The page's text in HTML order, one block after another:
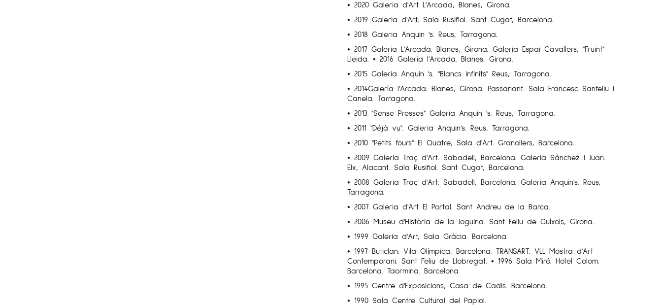
• 2020 Galeria d'Art L'Arcada, Blanes, Girona.
• 2019 Galeria d'Art, Sala Rusiñol. Sant Cugat, Barcelona.
• 2018 Galeria Anquin 's. Reus, Tarragona.
• 2017 Galeria L'Arcada. Blanes, Girona. Galeria Espai Cavallers, "Fruint"
Lleida. • 2016 Galeria l'Arcada. Blanes, Girona.
• 2015 Galeria Anquin 's. "Blancs infinits" Reus, Tarragona.
• 2014Galería l'Arcada. Blanes, Girona. Passanant. Sala Francesc Sanfeliu i
Canela. Tarragona.
• 2013 "Sense Presses" Galeria Anquin 's. Reus, Tarragona.
• 2011 "Déjà vu". Galeria Anquin's. Reus, Tarragona.
• 2010 "Petits fours" El Quatre, Sala d'Art. Granollers, Barcelona.
• 2009 Galeria Traç d'Art. Sabadell, Barcelona. Galeria Sánchez i Juan.
Elx, Alacant. Sala Rusiñol. Sant Cugat, Barcelona.
• 2008 Galeria Traç d'Art. Sabadell, Barcelona. Galeria Anquin's. Reus,
Tarragona.
• 2007 Galeria d'Art El Portal. Sant Andreu de la Barca.
• 2006 Museu d'Història de la Joguina. Sant Feliu de Guíxols, Girona.
• 1999 Galeria d'Art, Sala Gràcia. Barcelona.
• 1997 Buticlan. Vila Olímpica, Barcelona. TRANSART. VLL Mostra d'Art
Contemporani. Sant Feliu de Llobregat. • 1996 Sala Miró. Hotel Colom.
Barcelona. Taormina. Barcelona.
• 1995 Centre d'Exposicions, Casa de Cadis. Barcelona.
• 1990 Sala Centre Cultural del Papiol.